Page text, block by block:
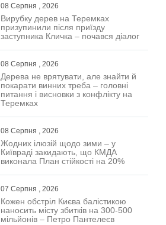
08 Серпня , 2026
Вирубку дерев на Теремках
призупинили після приїзду
заступника Кличка – почався діалог
08 Серпня , 2026
Дерева не врятувати, але знайти й
покарати винних треба – головні
питання і висновки з конфлікту на
Теремках
08 Серпня , 2026
Жодних ілюзій щодо зими – у
Київраді закидають, що КМДА
виконала План стійкості на 20%
07 Серпня , 2026
Кожен обстріл Києва балістикою
наносить місту збитків на 300-500
мільйонів – Петро Пантелеєв